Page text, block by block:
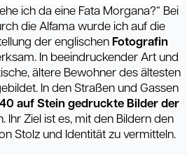
ich da eine Fata Morgana?“ Bei
die Alfama wurde ich auf die
der englischen Fotografin
In beeindruckender Art und
ältere Bewohner des ältesten
In den Straßen und Gassen
auf Stein gedruckte Bilder der
Ihr Ziel ist es, mit den Bildern den
Stolz und Identität zu vermitteln.